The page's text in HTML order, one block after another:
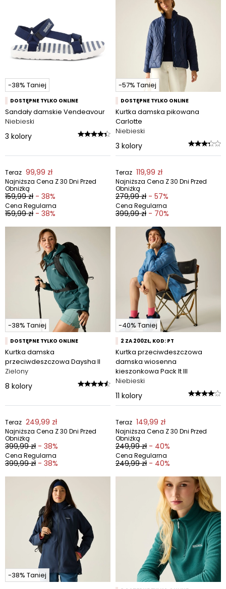
-38% Taniej
DOSTĘPNE TYLKO ONLINE
Sandały damskie Vendeavour
Niebieski
3 kolory
Teraz 99,99 zł
Najniższa Cena Z 30 Dni Przed
Obniżką
159,99 zł - 38%
Cena Regularna
159,99 zł - 38%
-57% Taniej
DOSTĘPNE TYLKO ONLINE
Kurtka damska pikowana
Carlotte
Niebieski
3 kolory
Teraz 119,99 zł
Najniższa Cena Z 30 Dni Przed
Obniżką
279,99 zł - 57%
Cena Regularna
399,99 zł - 70%
-38% Taniej
DOSTĘPNE TYLKO ONLINE
Kurtka damska
przeciwdeszczowa Daysha II
Zielony
8 kolory
Teraz 249,99 zł
Najniższa Cena Z 30 Dni Przed
Obniżką
399,99 zł - 38%
Cena Regularna
399,99 zł - 38%
-40% Taniej
2 ZA 200ZŁ, KOD: PT
Kurtka przeciwdeszczowa
damska wiosenna
kieszonkowa Pack It III
Niebieski
11 kolory
Teraz 149,99 zł
Najniższa Cena Z 30 Dni Przed
Obniżką
249,99 zł - 40%
Cena Regularna
249,99 zł - 40%
-38% Taniej